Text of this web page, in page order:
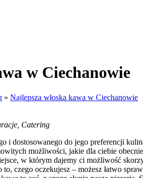
w Ciechanowie
» Najlepsza włoska kawa w Ciechanowie
Catering
i dostosowanego do jego preferencji
możliwości, jakie dla ciebie
w którym dajemy ci możliwość
czego oczekujesz – możesz łatwo